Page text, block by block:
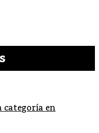
categoría en